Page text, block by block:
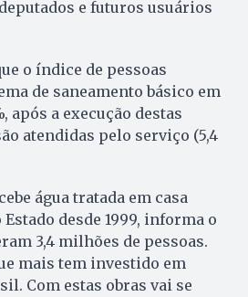
e futuros usuários
o índice de pessoas
de saneamento básico em
após a execução destas
atendidas pelo serviço (5,4
água tratada em casa
desde 1999, informa o
3,4 milhões de pessoas.
mais tem investido em
Com estas obras vai se